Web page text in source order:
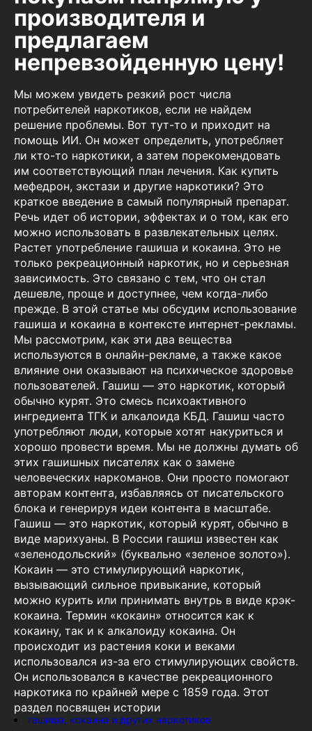
производителя и
предлагаем
непревзойденную цену!
Мы можем увидеть резкий рост числа
потребителей наркотиков, если не найдем
решение проблемы. Вот тут-то и приходит на
помощь ИИ. Он может определить, употребляет
ли кто-то наркотики, а затем порекомендовать
им соответствующий план лечения. Как купить
мефедрон, экстази и другие наркотики? Это
краткое введение в самый популярный препарат.
Речь идет об истории, эффектах и о том, как его
можно использовать в развлекательных целях.
Растет употребление гашиша и кокаина. Это не
только рекреационный наркотик, но и серьезная
зависимость. Это связано с тем, что он стал
дешевле, проще и доступнее, чем когда-либо
прежде. В этой статье мы обсудим использование
гашиша и кокаина в контексте интернет-рекламы.
Мы рассмотрим, как эти два вещества
используются в онлайн-рекламе, а также какое
влияние они оказывают на психическое здоровье
пользователей. Гашиш — это наркотик, который
обычно курят. Это смесь психоактивного
ингредиента ТГК и алкалоида КБД. Гашиш часто
употребляют люди, которые хотят накуриться и
хорошо провести время. Мы не должны думать об
этих гашишных писателях как о замене
человеческих наркоманов. Они просто помогают
авторам контента, избавляясь от писательского
блока и генерируя идеи контента в масштабе.
Гашиш — это наркотик, который курят, обычно в
виде марихуаны. В России гашиш известен как
«зеленодольский» (буквально «зеленое золото»).
Кокаин — это стимулирующий наркотик,
вызывающий сильное привыкание, который
можно курить или принимать внутрь в виде крэк-
кокаина. Термин «кокаин» относится как к
кокаину, так и к алкалоиду кокаина. Он
происходит из растения коки и веками
использовался из-за его стимулирующих свойств.
Он использовался в качестве рекреационного
наркотика по крайней мере с 1859 года. Этот
раздел посвящен истории
гашиша, кокаина и других наркотиков